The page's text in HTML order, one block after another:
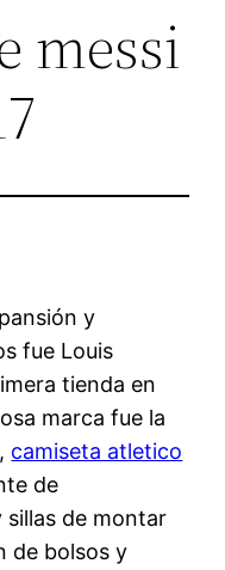
messi
y
fue Louis
tienda en
marca fue la
camiseta atletico
de
sillas de montar
de bolsos y